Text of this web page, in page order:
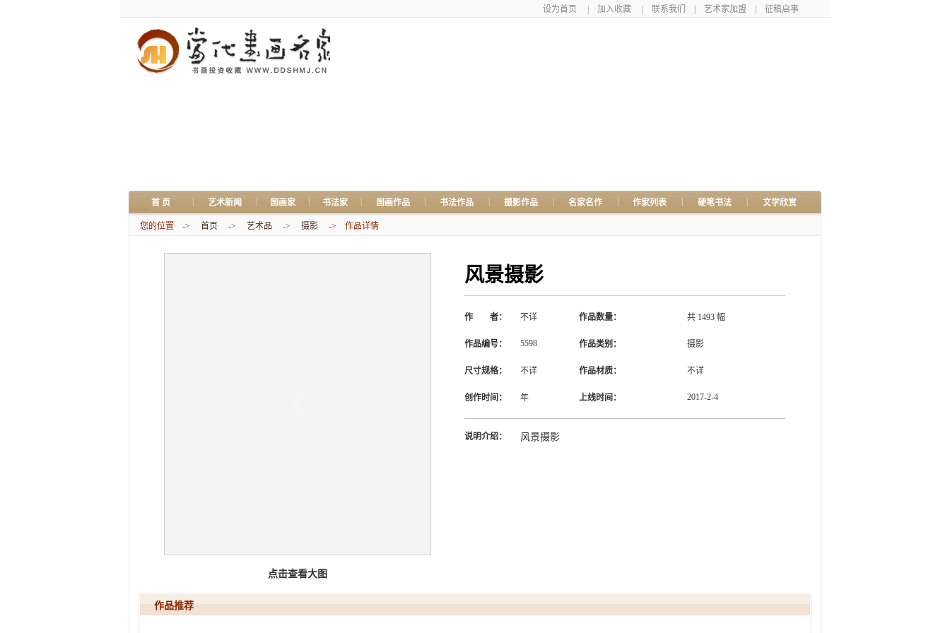
设为首页 加入收藏 联系我们 艺术家加盟 征稿启事
首 页 艺术新闻 国画家 书法家 国画作品 书法作品 摄影作品 名家名作 作家列表 硬笔书法 文学欣赏
您的位置 -> 首页 -> 艺术品 -> 摄影 -> 作品详情
点击查看大图
风景摄影
作 者： 不详 作品数量： 共 1493 幅
作品编号： 5598 作品类别： 摄影
尺寸规格： 不详 作品材质： 不详
创作时间： 年 上线时间： 2017-2-4
说明介绍： 风景摄影
作品推荐